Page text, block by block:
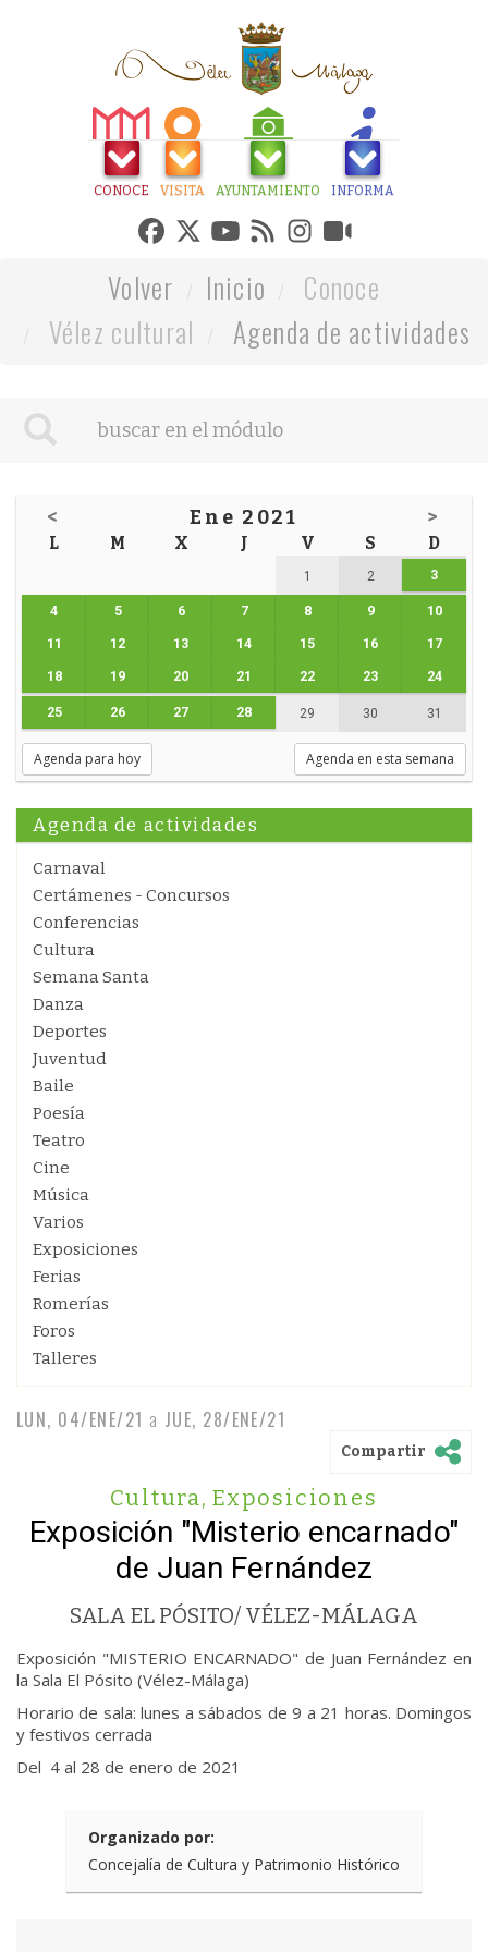
CONOCE VISITA AYUNTAMIENTO INFORMA
Volver Inicio
Conoce
Vélez cultural
Agenda de actividades
< Ene 2021 >
L M X J V S D
1 2 3
4 5 6 7 8 9 10
11 12 13 14 15 16 17
18 19 20 21 22 23 24
25 26 27 28 29 30 31
Agenda para hoy Agenda en esta semana
Agenda de actividades
Carnaval
Certámenes - Concursos
Conferencias
Cultura
Semana Santa
Danza
Deportes
Juventud
Baile
Poesía
Teatro
Cine
Música
Varios
Exposiciones
Ferias
Romerías
Foros
Talleres
LUN, 04/ENE/21 a JUE, 28/ENE/21
Compartir
Cultura, Exposiciones
Exposición "Misterio encarnado"
de Juan Fernández
SALA EL PÓSITO/ VÉLEZ-MÁLAGA
Exposición "MISTERIO ENCARNADO" de Juan Fernández en
la Sala El Pósito (Vélez-Málaga)
Horario de sala: lunes a sábados de 9 a 21 horas. Domingos
y festivos cerrada
Del 4 al 28 de enero de 2021
Organizado por:
Concejalía de Cultura y Patrimonio Histórico